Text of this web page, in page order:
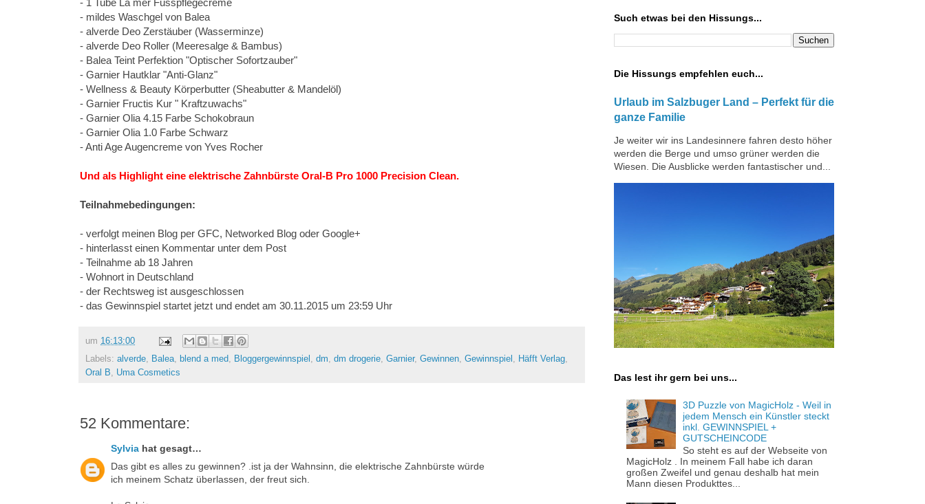
- 1 Tube La mer Fusspflegecreme
- mildes Waschgel von Balea
- alverde Deo Zerstäuber (Wasserminze)
- alverde Deo Roller (Meeresalge & Bambus)
- Balea Teint Perfektion "Optischer Sofortzauber"
- Garnier Hautklar "Anti-Glanz"
- Wellness & Beauty Körperbutter (Sheabutter & Mandelöl)
- Garnier Fructis Kur " Kraftzuwachs"
- Garnier Olia 4.15 Farbe Schokobraun
- Garnier Olia 1.0 Farbe Schwarz
- Anti Age Augencreme von Yves Rocher
Und als Highlight eine elektrische Zahnbürste Oral-B Pro 1000 Precision Clean.
Teilnahmebedingungen:
- verfolgt meinen Blog per GFC, Networked Blog oder Google+
- hinterlasst einen Kommentar unter dem Post
- Teilnahme ab 18 Jahren
- Wohnort in Deutschland
- der Rechtsweg ist ausgeschlossen
- das Gewinnspiel startet jetzt und endet am 30.11.2015 um 23:59 Uhr
um 16:13:00
Labels: alverde, Balea, blend a med, Bloggergewinnspiel , dm, dm drogerie, Garnier, Gewinnen, Gewinnspiel , Häfft Verlag,
Oral B, Uma Cosmetics
52 Kommentare:
Sylvia hat gesagt…
Das gibt es alles zu gewinnen? .ist ja der Wahnsinn, die elektrische Zahnbürste würde
ich meinem Schatz überlassen, der freut sich.
Such etwas bei den Hissungs...
Die Hissungs empfehlen euch...
Urlaub im Salzbuger Land – Perfekt für die
ganze Familie
Je weiter wir ins Landesinnere fahren desto höher
werden die Berge und umso grüner werden die
Wiesen. Die Ausblicke werden fantastischer und...
Das lest ihr gern bei uns...
3D Puzzle von MagicHolz - Weil in
jedem Mensch ein Künstler steckt
inkl. GEWINNSPIEL +
GUTSCHEINCODE
So steht es auf der Webseite von
MagicHolz . In meinem Fall habe ich daran
großen Zweifel und genau deshalb hat mein
Mann diesen Produkttes...